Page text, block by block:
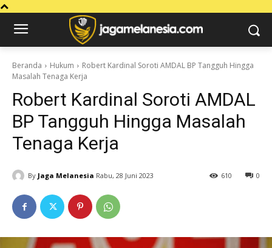
Beranda Hukum
Robert Kardinal Soroti AMDAL BP Tangguh Hingga
Masalah Tenaga Kerja
Robert Kardinal Soroti AMDAL
BP Tangguh Hingga Masalah
Tenaga Kerja
By Jaga Melanesia Rabu, 28 Juni 2023 0
610